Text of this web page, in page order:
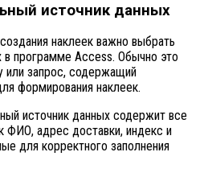
источник данных
наклеек важно выбрать
в программе Access. Обычно это
или запрос, содержащий
формирования наклеек.
источник данных содержит все
ФИО, адрес доставки, индекс и
для корректного заполнения